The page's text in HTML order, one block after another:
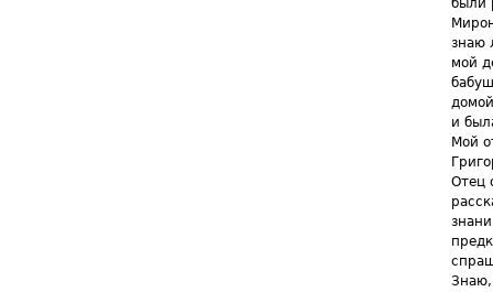
были
знаю
мой
и
Мой
Отец
Знаю,